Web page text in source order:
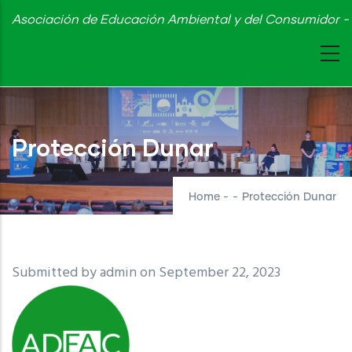
Skip
content
Asociación de Educación Ambiental y del Consumidor
Protección Dunar
Home - - Protección Dunar
Submitted byadminon September 22, 2023